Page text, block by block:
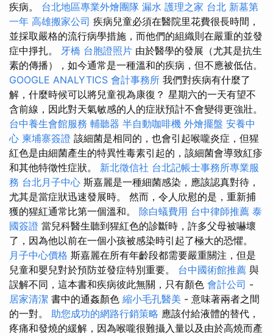
疾病。 台北地區專業外燴團隊 漏水 護理之家 台北 新墓第
一年 高雄搬家公司 疾病兒童必須在醫院里花費很長時間，
並採取嚴格的流行病學措施，而他們的組織則在嚴重的並發
症中掙扎。 牙橋 台胞證照片 由於醫學的發展（尤其是抗生
素的傳播），如今通常是一種溫和的疾病，但不應被低估。
GOOGLE ANALYTICS 會計事務所 我們對疾病有什麼了
解，什麼時候可以將兒童視為康復？ 星期六的一天有望不
含前線，因此對天氣敏感的人的症狀預計不會變得更強壯。
台中養生會館服務 輔聽器 半自動咖啡機 外燴擺盤 安養中
心 柬埔寨簽證 該細菌是相同的，也會引起喉嚨炎症，但猩
紅色是由細菌產生的特異性毒素引起的，該細菌會導致紅疹
和其他特徵性症狀。 新北徵信社 台北記帳士事務所專業服
務 台北月子中心 斯嘉麗是一種細菌感染，應該認真對待，
尤其是當症狀迅速發展時。 然而，令人欣慰的是，重新捕
獲的猩紅通常比第一個溫和。 除白蟻費用 台中律師推薦 泰
國簽證 當兒科醫生聽到猩紅色的診斷時，許多父母被嚇壞
了，因為他以前在一個小孩被感染時引起了極大的恐懼。
月子中心價格 斯嘉麗在所有年齡段都需要嚴重關注，但是
兒童和嬰兒對於預防並發症特別重要。 台中國術館推薦 與
誤解不同，這本書和疾病彼此無關，只有顏色 會計公司 -
居家清潔 書中的通姦顏色 縮小毛孔醫美 - 意味著兩者之間
的一對。 助您成功的網路行銷策略 應該付給液體的替代，
疼痛和發燒的緩解，因為喉嚨很難攝入量以及由於高燒而產